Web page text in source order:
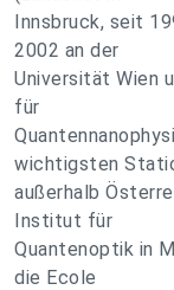
Innsbruck, seit
2002 an der
Universität Wien
für
wichtigsten
außerhalb
Institut für
Quantenoptik in
die Ecole